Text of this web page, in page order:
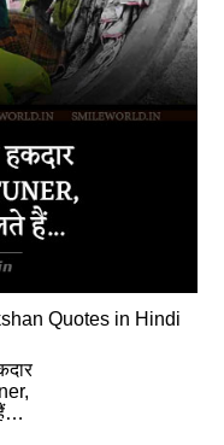
Quotes in Hindi